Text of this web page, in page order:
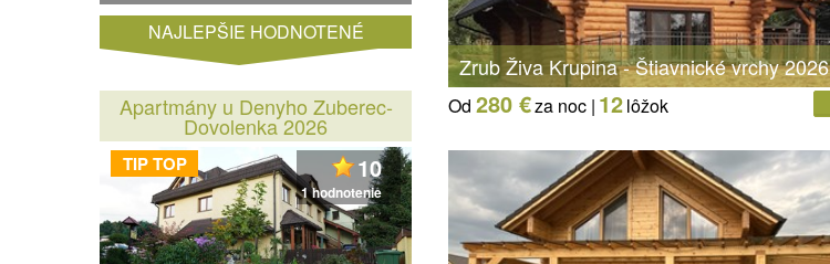
NAJLEPŠIE HODNOTENÉ
Apartmány u Denyho Zuberec-
Dovolenka 2026
TIP TOP 10
1 hodnotenie
Zrub Živa Krupina - Štiavnické vrchy 2026
Od 280 €za noc | 12lôžok